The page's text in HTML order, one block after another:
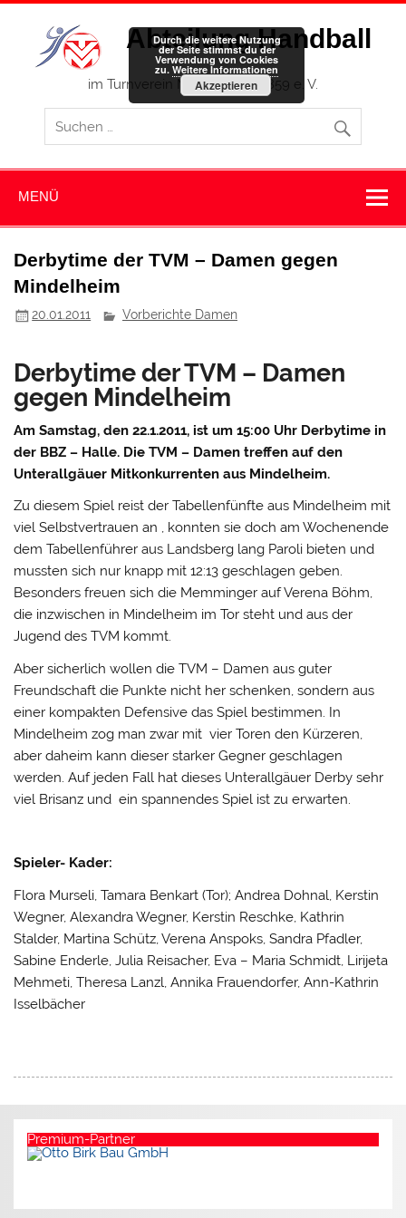
Zum
springen
Abteilung Handball
im Turnverein Memmingen 1859 e. V.
MENÜ
Derbytime der TVM – Damen gegen
Mindelheim
20.01.2011 Vorberichte Damen
Derbytime der TVM – Damen
gegen Mindelheim
Am Samstag, den 22.1.2011, ist um 15:00 Uhr Derbytime in
der BBZ – Halle. Die TVM – Damen treffen auf den
Unterallgäuer Mitkonkurrenten aus Mindelheim.
Zu diesem Spiel reist der Tabellenfünfte aus Mindelheim mit
viel Selbstvertrauen an , konnten sie doch am Wochenende
dem Tabellenführer aus Landsberg lang Paroli bieten und
mussten sich nur knapp mit 12:13 geschlagen geben.
Besonders freuen sich die Memminger auf Verena Böhm,
die inzwischen in Mindelheim im Tor steht und aus der
Jugend des TVM kommt.
Aber sicherlich wollen die TVM – Damen aus guter
Freundschaft die Punkte nicht her schenken, sondern aus
einer kompakten Defensive das Spiel bestimmen. In
Mindelheim zog man zwar mit vier Toren den Kürzeren,
aber daheim kann dieser starker Gegner geschlagen
werden. Auf jeden Fall hat dieses Unterallgäuer Derby sehr
viel Brisanz und ein spannendes Spiel ist zu erwarten.
Spieler- Kader:
Flora Murseli, Tamara Benkart (Tor); Andrea Dohnal, Kerstin
Wegner, Alexandra Wegner, Kerstin Reschke, Kathrin
Stalder, Martina Schütz, Verena Anspoks, Sandra Pfadler,
Sabine Enderle, Julia Reisacher, Eva – Maria Schmidt, Lirijeta
Mehmeti, Theresa Lanzl, Annika Frauendorfer, Ann-Kathrin
Isselbächer
Premium-Partner
Durch die weitere Nutzung
der Seite stimmst du der
Verwendung von Cookies
zu. Weitere Informationen
Akzeptieren